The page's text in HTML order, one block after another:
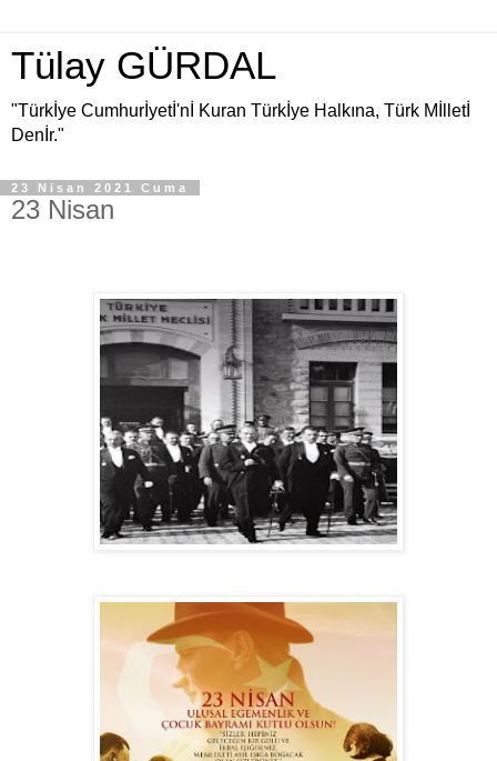
Tülay GÜRDAL
"Türkİye Cumhurİyetİ'nİ Kuran Türkİye Halkına, Türk Mİlletİ
Denİr."
23 Nisan 2021 Cuma
23 Nisan